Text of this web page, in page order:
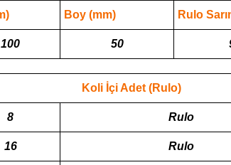
Boy (mm) Rulo
100 50
Koli İçi Adet (Rulo)
8 Rulo
16 Rulo